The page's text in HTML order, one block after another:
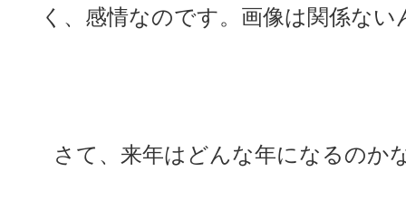
く、感情なのです。画像は関係ない
さて、来年はどんな年になるのか